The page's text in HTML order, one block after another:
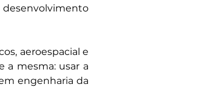
desenvolvimento
aeroespacial e
a mesma: usar a
engenharia da